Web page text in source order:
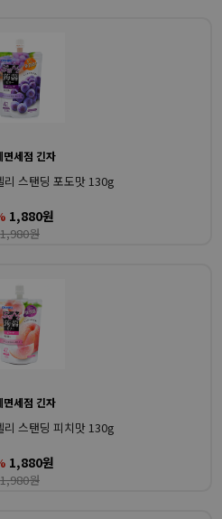
면세점 긴자
리 스탠딩 포도맛 130g
1,880원
1,980원
면세점 긴자
리 스탠딩 피치맛 130g
1,880원
1,980원